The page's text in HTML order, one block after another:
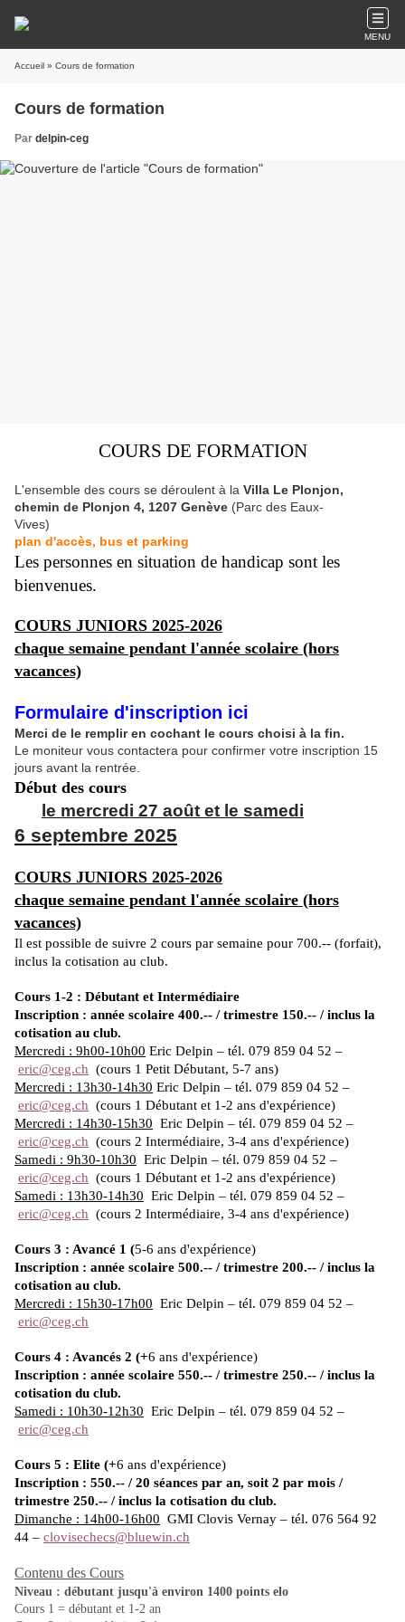
MENU
Accueil » Cours de formation
Cours de formation
Par delpin-ceg
COURS DE FORMATION
L'ensemble des cours se déroulent à la Villa Le Plonjon,
chemin de Plonjon 4, 1207 Genève (Parc des Eaux-
Vives)
plan d'accès, bus et parking
Les personnes en situation de handicap sont les
bienvenues.
COURS JUNIORS 2025-2026
chaque semaine pendant l'année scolaire (hors
vacances)
Formulaire d'inscription ici
Merci de le remplir en cochant le cours choisi à la fin.
Le moniteur vous contactera pour confirmer votre inscription 15
jours avant la rentrée.
Début des cours
le mercredi 27 août et le samedi
6 septembre 2025
COURS JUNIORS 2025-2026
chaque semaine pendant l'année scolaire (hors
vacances)
Il est possible de suivre 2 cours par semaine pour 700.-- (forfait),
inclus la cotisation au club.
Cours 1-2 : Débutant et Intermédiaire
Inscription : année scolaire 400.-- / trimestre 150.-- / inclus la
cotisation au club.
Mercredi : 9h00-10h00 Eric Delpin – tél. 079 859 04 52 –
eric@ceg.ch (cours 1 Petit Débutant, 5-7 ans)
Mercredi : 13h30-14h30 Eric Delpin – tél. 079 859 04 52 –
eric@ceg.ch (cours 1 Débutant et 1-2 ans d'expérience)
Mercredi : 14h30-15h30 Eric Delpin – tél. 079 859 04 52 –
eric@ceg.ch (cours 2 Intermédiaire, 3-4 ans d'expérience)
Samedi : 9h30-10h30 Eric Delpin – tél. 079 859 04 52 –
eric@ceg.ch (cours 1 Débutant et 1-2 ans d'expérience)
Samedi : 13h30-14h30 Eric Delpin – tél. 079 859 04 52 –
eric@ceg.ch (cours 2 Intermédiaire, 3-4 ans d'expérience)
Cours 3 : Avancé 1 (5-6 ans d'expérience)
Inscription : année scolaire 500.-- / trimestre 200.-- / inclus la
cotisation au club.
Mercredi : 15h30-17h00 Eric Delpin – tél. 079 859 04 52 –
eric@ceg.ch
Cours 4 : Avancés 2 (+6 ans d'expérience)
Inscription : année scolaire 550.-- / trimestre 250.-- / inclus la
cotisation du club.
Samedi : 10h30-12h30 Eric Delpin – tél. 079 859 04 52 –
eric@ceg.ch
Cours 5 : Elite (+6 ans d'expérience)
Inscription : 550.-- / 20 séances par an, soit 2 par mois /
trimestre 250.-- / inclus la cotisation du club.
Dimanche : 14h00-16h00 GMI Clovis Vernay – tél. 076 564 92
44 – clovisechecs@bluewin.ch
Contenu des Cours
Niveau : débutant jusqu'à environ 1400 points elo
Cours 1 = débutant et 1-2 an